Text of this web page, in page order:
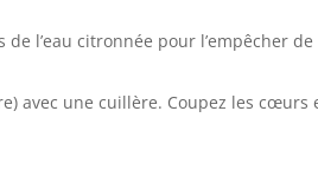
l’eau citronnée pour l’empêcher
avec une cuillère. Coupez les cœurs